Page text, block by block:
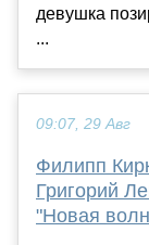
девушка
...
09:07, 29 Авг
Филипп
Григорий
"Новая